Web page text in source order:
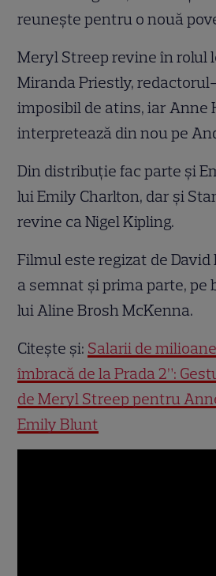
reunește pentru o nouă
Meryl Streep revine în rolul
Miranda Priestly,
imposibil de atins, iar Anne
interpretează din nou pe
Din distribuție fac parte și
lui Emily Charlton, dar și
revine ca Nigel Kipling.
Filmul este regizat de David
a semnat și prima parte, pe
lui Aline Brosh McKenna.
Citește și: Salarii de
îmbracă de la Prada 2”:
de Meryl Streep pentru
Emily Blunt